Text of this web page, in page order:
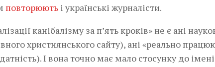
повторюють і українські журналісти.
канібалізму за п’ять кроків» не є ані
християнського сайту), ані «реально
І вона точно має мало стосунку до